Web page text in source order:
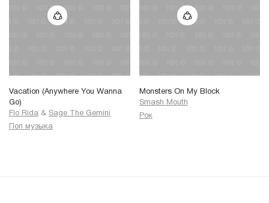
Vacation (Anywhere You Wanna
Go)
Flo Rida & Sage The Gemini
Поп музыка
Monsters On My Block
Smash Mouth
Рок